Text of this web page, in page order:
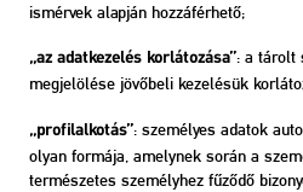
ismérvek alapján hozzáférhető;
„az adatkezelés korlátozása”: a tárolt
megjelölése jövőbeli kezelésük
„profilalkotás”: személyes adatok
olyan formája, amelynek során a
természetes személyhez fűződő